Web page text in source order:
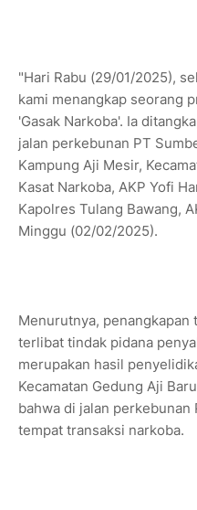
"Hari Rabu (29/01/2025),
kami menangkap seorang
'Gasak Narkoba'. Ia
jalan perkebunan PT
Kampung Aji Mesir,
Kasat Narkoba, AKP Yofi
Kapolres Tulang Bawang,
Minggu (02/02/2025).
Menurutnya, penangkapan
terlibat tindak pidana
merupakan hasil
Kecamatan Gedung Aji
bahwa di jalan perkebunan
tempat transaksi narkoba.